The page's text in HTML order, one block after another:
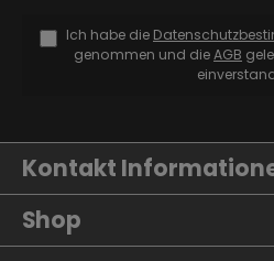
Ich habe die
genommen und dieAGB
Kontakt
Shop